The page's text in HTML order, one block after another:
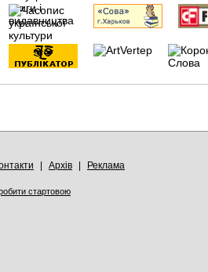
Архів Реклама
стартовою